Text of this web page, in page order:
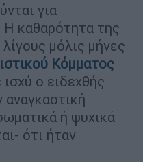
για
καθαρότητα της
μόλις μήνες
Κόμματος
ο ειδεχθής
ή ψυχικά
ότι ήταν